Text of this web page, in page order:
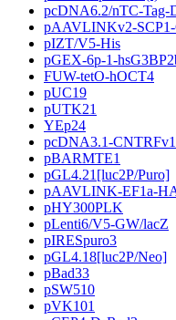
pcDNA6.2/nTC-Tag-
pAAVLINKv2-
pIZT/V5-His
pGEX-6p-1-
FUW-tetO-hOCT4
pUC19
pUTK21
YEp24
pcDNA3.1-
pBARMTE1
pGL4.21[luc2P/Puro]
pAAVLINK-EF1a-
pHY300PLK
pLenti6/V5-GW/lacZ
pIRESpuro3
pGL4.18[luc2P/Neo]
pBad33
pSW510
pVK101